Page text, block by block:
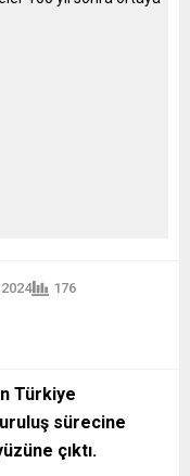
176
Türkiye
sürecine
çıktı.